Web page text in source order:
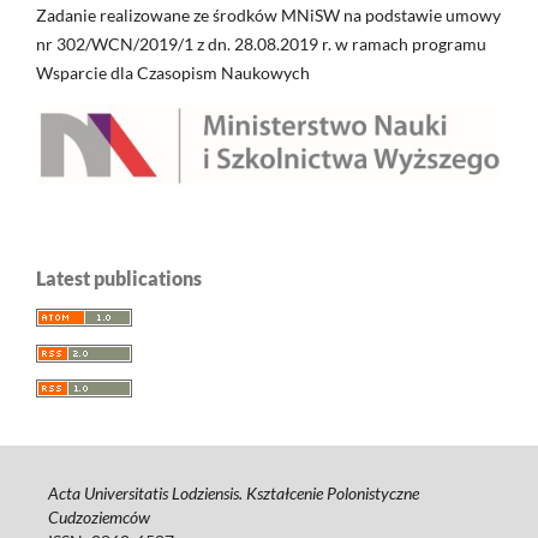
Zadanie realizowane ze środków MNiSW na podstawie umowy
nr 302/WCN/2019/1 z dn. 28.08.2019 r. w ramach programu
Wsparcie dla Czasopism Naukowych
Latest publications
Acta Universitatis Lodziensis. Kształcenie Polonistyczne
Cudzoziemców